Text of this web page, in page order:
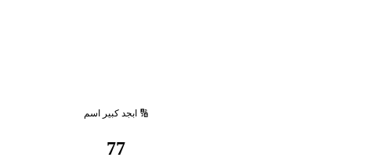
🔢 ابجد کبیر اسم
77